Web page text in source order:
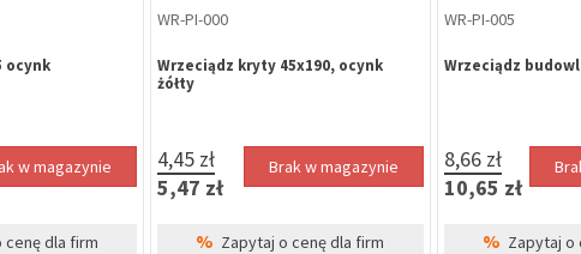
ocynk
w magazynie
cenę dla firm
WR-PI-000
Wrzeciądz kryty 45x190, ocynk
żółty
4,45 zł
5,47 zł
Brak w magazynie
% Zapytaj o cenę dla firm
WR-PI-005
Wrzeciądz
8,66 zł
10,65 zł
% Zapytaj o